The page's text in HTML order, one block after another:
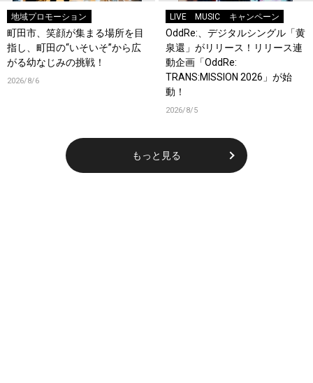
地域プロモーション
町田市、笑顔が集まる場所を目
指し、町田の“いそいそ”から広
がる幼なじみの挑戦！
2026/8/6
LIVE MUSIC キャンペーン
OddRe:、デジタルシングル「黄
泉還」がリリース！リリース連
動企画「OddRe:
TRANS:MISSION 2026」が始
動！
2026/8/5
もっと見る